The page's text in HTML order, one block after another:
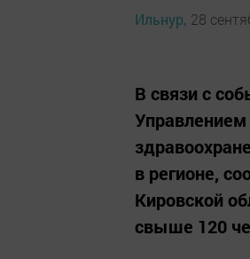
Ильнур, 28
В связи с
в регионе,
Кировской
свыше 120